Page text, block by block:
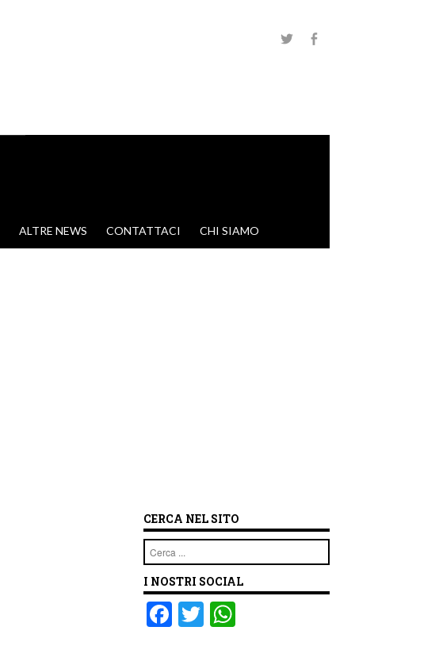
ALTRE NEWS CONTATTACI CHI SIAMO
CERCA NEL SITO
Cerca
I NOSTRI SOCIAL
F T